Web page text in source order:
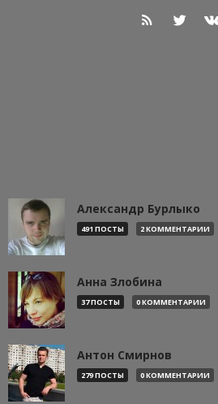
Александр Бурлыко
491 ПОСТЫ 2 КОММЕНТАРИИ
Анна Злобина
37 ПОСТЫ 0 КОММЕНТАРИИ
Антон Смирнов
279 ПОСТЫ 0 КОММЕНТАРИИ